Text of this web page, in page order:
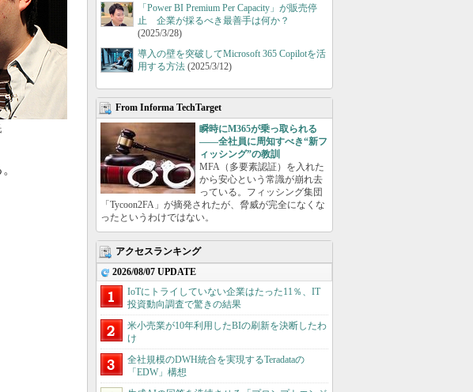
「Power BI Premium Per Capacity」が販売停
止 企業が採るべき最善手は何か？
(2025/3/28)
導入の壁を突破してMicrosoft 365 Copilotを活
用する方法 (2025/3/12)
From Informa TechTarget
瞬時にM365が乗っ取られる
――全社員に周知すべき“新フ
ィッシング”の教訓
MFA（多要素認証）を入れた
から安心という常識が崩れ去
っている。フィッシング集団
「Tycoon2FA」が摘発されたが、脅威が完全になくな
ったというわけではない。
アクセスランキング
2026/08/07 UPDATE
IoTにトライしていない企業はたった11％、IT
投資動向調査で驚きの結果
米小売業が10年利用したBIの刷新を決断したわ
け
全社規模のDWH統合を実現するTeradataの
「EDW」構想